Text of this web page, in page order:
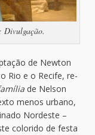
Divulgação.
de Newton
Rio e o Recife, re-
de Nelson
menos urbano,
Nordeste –
colorido de festa